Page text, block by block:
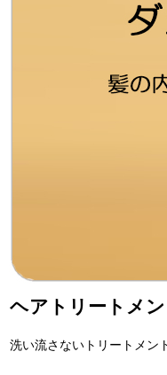
ヘアトリートメ
洗い流さないトリートメン